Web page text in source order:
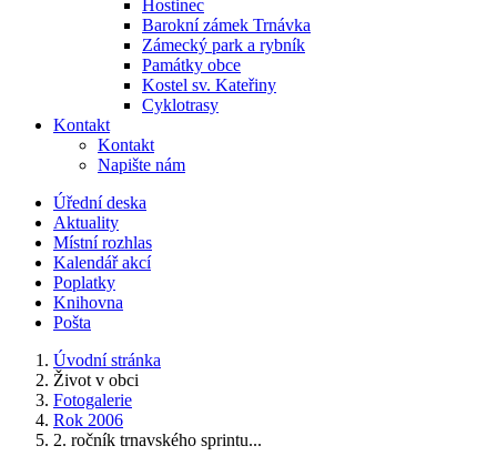
Hostinec
Barokní zámek Trnávka
Zámecký park a rybník
Památky obce
Kostel sv. Kateřiny
Cyklotrasy
Kontakt
Kontakt
Napište nám
Úřední deska
Aktuality
Místní rozhlas
Kalendář akcí
Poplatky
Knihovna
Pošta
Úvodní stránka
Život v obci
Fotogalerie
Rok 2006
2. ročník trnavského sprintu...